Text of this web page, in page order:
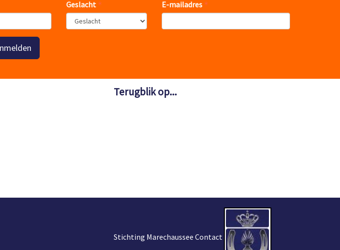
Geslacht E-mailadres
Terugblik op...
Stichting Marechaussee Contact